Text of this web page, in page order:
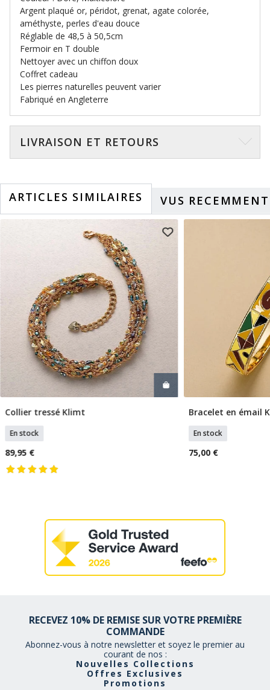
Argent plaqué or, péridot, grenat, agate colorée,
améthyste, perles d'eau douce
Réglable de 48,5 à 50,5cm
Fermoir en T double
Nettoyer avec un chiffon doux
Coffret cadeau
Les pierres naturelles peuvent varier
Fabriqué en Angleterre
LIVRAISON ET RETOURS
ARTICLES SIMILAIRES VUS RECEMMENT
Ajouter Au Panier
Collier tressé Klimt
En stock
89,95 €
Ajouter
Bracelet en émail
En stock
75,00 €
RECEVEZ 10% DE REMISE SUR VOTRE PREMIÈRE
COMMANDE
Abonnez-vous à notre newsletter et soyez le premier au
courant de nos :
Nouvelles Collections
Offres Exclusives
Promotions